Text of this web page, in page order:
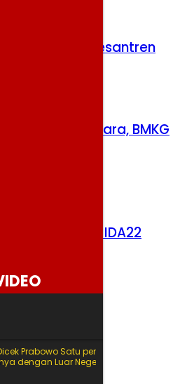
MCK di Pesantren
Maluku Utara, BMKG
Mulyani Pimpin IDA22
Prabowo Satu per Satu, Begini
dengan Luar Negeri